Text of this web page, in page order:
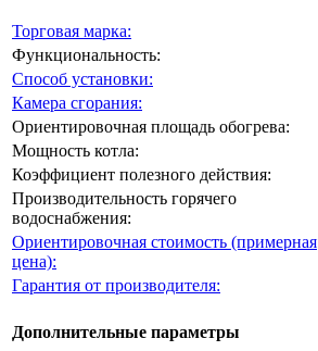
Торговая марка:
Функциональность:
Способ установки:
Камера сгорания:
Ориентировочная площадь обогрева:
Мощность котла:
Коэффициент полезного действия:
Производительность горячего
водоснабжения:
Ориентировочная стоимость (примерная
цена):
Гарантия от производителя:
Дополнительные параметры